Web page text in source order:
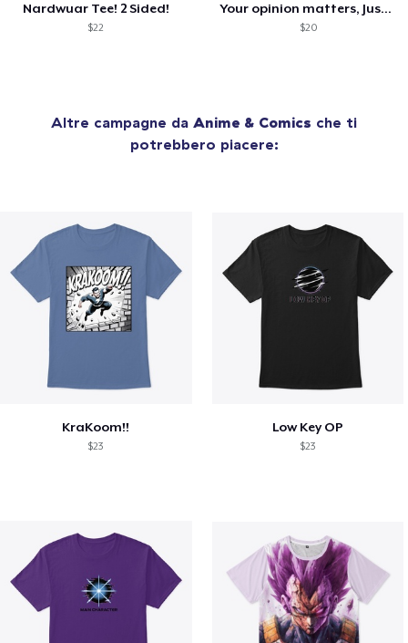
Nardwuar Tee! 2 Sided!
$22
Your opinion matters, Just not to me!
$20
Altre campagne da Anime & Comics che ti
potrebbero piacere:
KraKoom!!
$23
Low Key OP
$23